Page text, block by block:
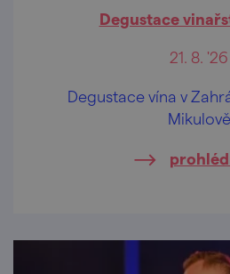
Degustace
21. 8. '26
Degustace vína v
Mikulově